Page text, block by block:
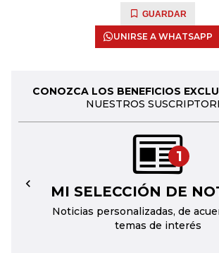
GUARDAR
UNIRSE A WHATSAPP
CONOZCA LOS BENEFICIOS
NUESTROS
1
MI SELECCIÓN DE
Noticias personalizadas, de
temas de interés
←